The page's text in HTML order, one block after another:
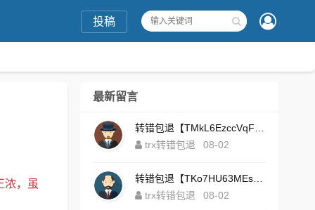
投稿
浓，虽
最新留言
trx转错包退
08-02
trx转错包退
08-02